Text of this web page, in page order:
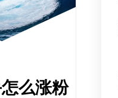
么涨粉